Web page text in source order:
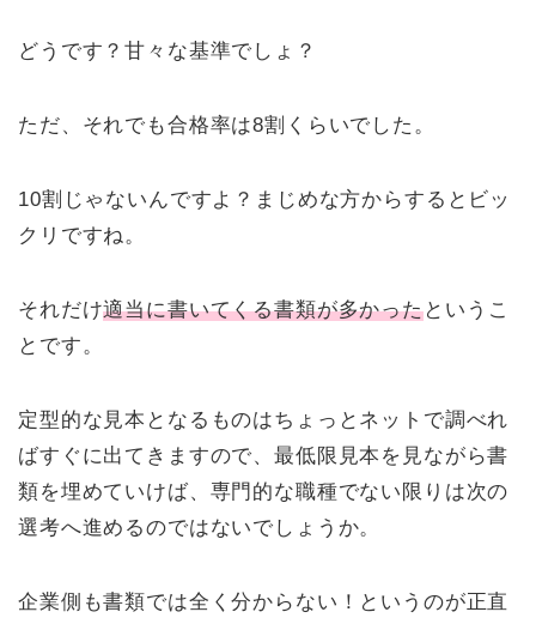
どうです？甘々な基準でしょ？
ただ、それでも合格率は8割くらいでした。
10割じゃないんですよ？まじめな方からするとビッ
クリですね。
それだけ適当に書いてくる書類が多かったというこ
とです。
定型的な見本となるものはちょっとネットで調べれ
ばすぐに出てきますので、最低限見本を見ながら書
類を埋めていけば、専門的な職種でない限りは次の
選考へ進めるのではないでしょうか。
企業側も書類では全く分からない！というのが正直